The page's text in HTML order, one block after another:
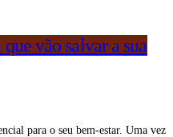
vão salvar a sua
para o seu bem-estar. Uma vez